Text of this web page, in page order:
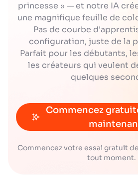
princesse » — et notre IA
une magnifique feuille de
Pas de courbe
configuration, juste de la
Parfait pour les débutants,
les créateurs qui veulent
quelques
Commencez
Commencez votre essai gratuit
tout moment.